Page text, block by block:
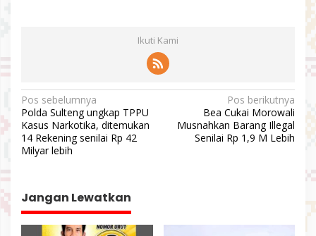
Ikuti Kami
N
a
v
i
a
s
Pos sebelumnya
Polda Sulteng ungkap TPPU
Kasus Narkotika, ditemukan
14 Rekening senilai Rp 42
Milyar lebih
Pos berikutnya
Bea Cukai Morowali
Musnahkan Barang Illegal
Senilai Rp 1,9 M Lebih
Jangan Lewatkan